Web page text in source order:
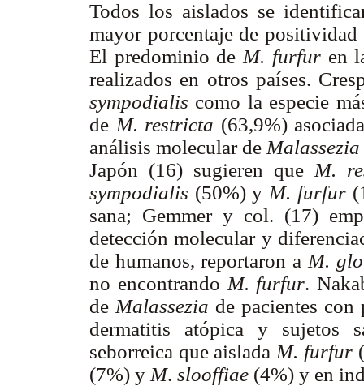
Todos los aislados se
mayor porcentaje de
El predominio de M. furfuren
realizados en otros países.
sympodialis como la especie
de M. restricta (63,9%)
análisis molecular de Malassezia
Japón (16) sugieren que M.
sympodialis (50%) y M. furfur
sana; Gemmer y col. (17)
detección molecular y
de humanos, reportaron a M.
no encontrando M. furfur.
de Malassezia de pacientes
dermatitis atópica y sujetos
seborreica que aislada M. furfur
(7%) y M. slooffiae (4%) y en